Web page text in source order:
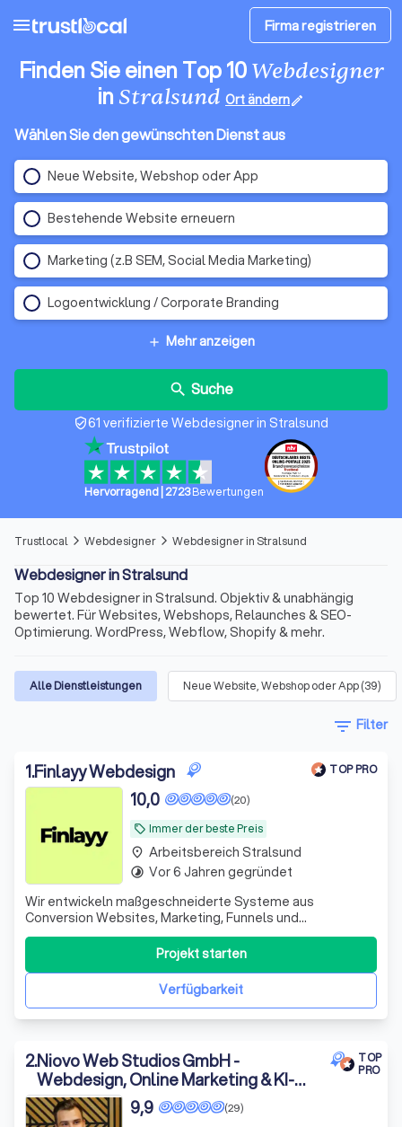
menu Firma registrieren
Finden Sie einen Top 10Webdesigner
in Stralsund Ort ändernedit
Wählen Sie den gewünschten Dienst aus
Neue Website, Webshop oder App
Bestehende Website erneuern
Marketing (z.B SEM, Social Media Marketing)
Logoentwicklung / Corporate Branding
add Mehr anzeigen
search Suche
verified_user61 verifizierte Webdesigner in Stralsund
Hervorragend| 2723 Bewertungen
Trustlocal arrow_forward_ios Webdesigner arrow_forward_ios Webdesigner in Stralsund
Webdesigner in Stralsund
Top 10 Webdesigner in Stralsund. Objektiv & unabhängig
bewertet. Für Websites, Webshops, Relaunches & SEO-
Optimierung. WordPress, Webflow, Shopify & mehr.
Alle Dienstleistungen Neue Website, Webshop oder App(39)
filter_list Filter
1.Finlayy Webdesign TOP PRO
local_offer Immer der beste Preis
(20)
10,0
Wir entwickeln maßgeschneiderte Systeme aus
Conversion Websites, Marketing, Funnels und
Automationen für B2B-Dienstleister, die Besucher in
qualifizierte Leads und Kunden verwandeln.
Verfügbarkeit
Projekt starten
place Arbeitsbereich Stralsund
timelapse Vor 6 Jahren gegründet
2.Niovo Web Studios GmbH -
Webdesign, Online Marketing & KI-
Automatisierung
TOP
PRO
(29)
9,9